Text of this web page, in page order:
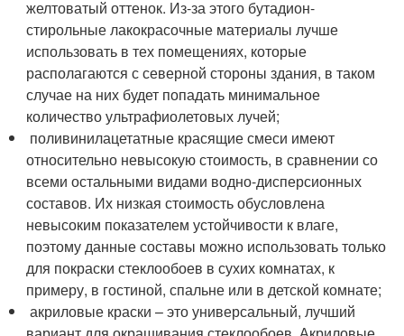
желтоватый оттенок. Из-за этого бутадион-
стирольные лакокрасочные материалы лучше
использовать в тех помещениях, которые
располагаются с северной стороны здания, в таком
случае на них будет попадать минимальное
количество ультрафиолетовых лучей;
поливинилацетатные красящие смеси имеют
относительно невысокую стоимость, в сравнении со
всеми остальными видами водно-дисперсионных
составов. Их низкая стоимость обусловлена
невысоким показателем устойчивости к влаге,
поэтому данные составы можно использовать только
для покраски стеклообоев в сухих комнатах, к
примеру, в гостиной, спальне или в детской комнате;
акриловые краски – это универсальный, лучший